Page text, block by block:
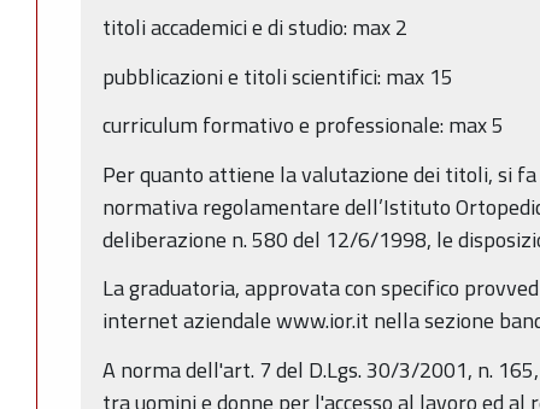
titoli accademici e di studio: max 2
pubblicazioni e titoli scientifici: max 15
curriculum formativo e professionale: max 5
Per quanto attiene la valutazione dei titoli, si
normativa regolamentare dell’Istituto
deliberazione n. 580 del 12/6/1998, le
La graduatoria, approvata con specifico
internet aziendale www.ior.it nella sezione
A norma dell'art. 7 del D.Lgs. 30/3/2001, n.
tra uomini e donne per l'accesso al lavoro ed